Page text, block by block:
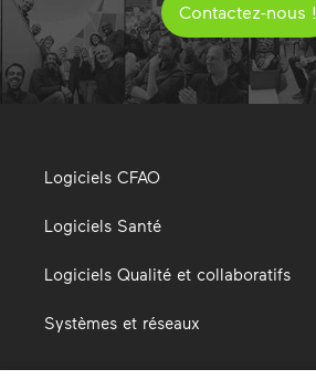
Contactez-nous !
Logiciels CFAO
Logiciels Santé
Logiciels Qualité et collaboratifs
Systèmes et réseaux